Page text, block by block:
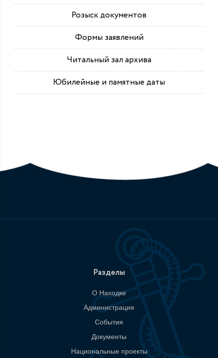
Розыск документов
Формы заявлений
Читальный зал архива
Юбилейные и памятные даты
Разделы
О Находке
Администрация
События
Документы
Национальные проекты